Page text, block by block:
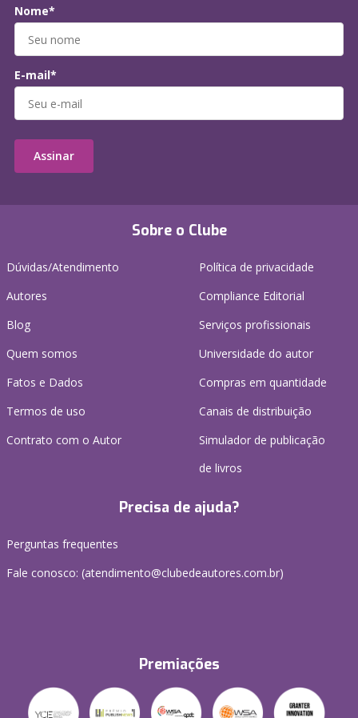
Sobre o Clube
Dúvidas/Atendimento
Autores
Blog
Quem somos
Fatos e Dados
Termos de uso
Contrato com o Autor
Política de privacidade
Compliance Editorial
Serviços profissionais
Universidade do autor
Compras em quantidade
Canais de distribuição
Simulador de publicação
de livros
Precisa de ajuda?
Perguntas frequentes
Fale conosco: (atendimento@clubedeautores.com.br)
Premiações
Nome*
E-mail*
Assinar